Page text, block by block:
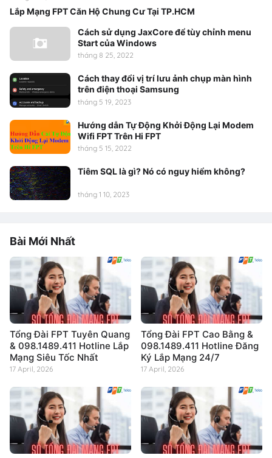
Lắp Mạng FPT Căn Hộ Chung Cư Tại TP.HCM
Cách sử dụng JaxCore để tùy chỉnh menu
Start của Windows
tháng 8 25, 2022
Cách thay đổi vị trí lưu ảnh chụp màn hình
trên điện thoại Samsung
tháng 5 19, 2023
Hướng dẫn Tự Động Khởi Động Lại Modem
Wifi FPT Trên Hi FPT
tháng 5 15, 2022
Tiêm SQL là gì? Nó có nguy hiểm không?
tháng 1 10, 2023
Bài Mới Nhất
Tổng Đài FPT Tuyên Quang
& 098.1489.411 Hotline Lắp
Mạng Siêu Tốc Nhất
17 April, 2026
Tổng Đài FPT Cao Bằng &
098.1489.411 Hotline Đăng
Ký Lắp Mạng 24/7
17 April, 2026